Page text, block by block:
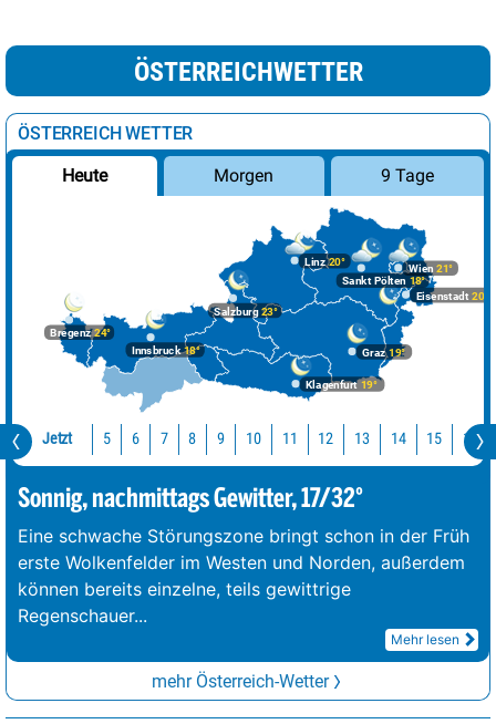
ÖSTERREICHWETTER
ÖSTERREICH WETTER
Heute Morgen 9 Tage
Bregenz24°
Graz19°
Innsbruck18°
Klagenfurt 19°
Linz20°
Salzburg23°
Wien 21°
Eisenstadt 20°
Sankt Pölten 18°
Jetzt 5 6 7 8 9 10 11 12 13 14 15 16
Sonnig, nachmittags Gewitter, 17/32°
Eine schwache Störungszone bringt schon in der Früh
erste Wolkenfelder im Westen und Norden, außerdem
können bereits einzelne, teils gewittrige
Regenschauer...
Mehr lesen
mehr Österreich-Wetter